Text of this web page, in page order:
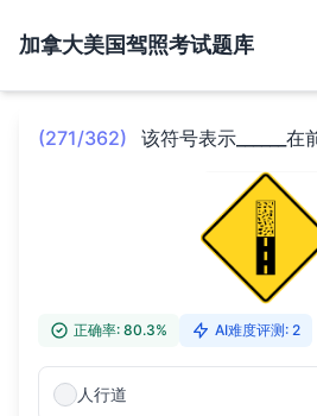
加拿大美国驾照考试题库
(271/362) 该符号表示______在
正确率: 80.3% AI难度评测: 2
人行道